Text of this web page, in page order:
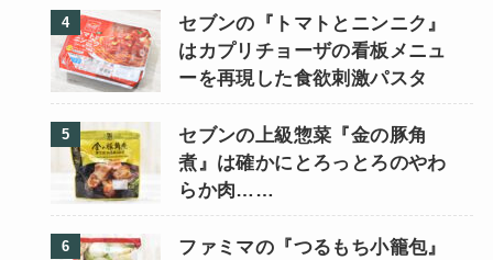
セブンの『トマトとニンニク』
はカプリチョーザの看板メニュ
ーを再現した食欲刺激パスタ
セブンの上級惣菜『金の豚角
煮』は確かにとろっとろのやわ
らか肉……
ファミマの『つるもち小籠包』